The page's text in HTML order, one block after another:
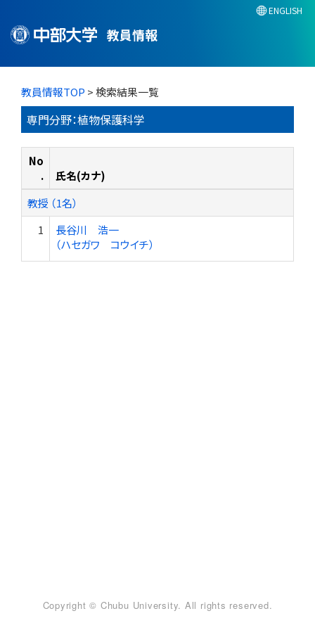
教員情報
ENGLISH
教員情報TOP > 検索結果一覧
専門分野：植物保護科学
No
.
氏名(カナ)
教授 （1名）
1
長谷川 浩一
（ハセガワ コウイチ）
Copyright © Chubu University. All rights reserved.